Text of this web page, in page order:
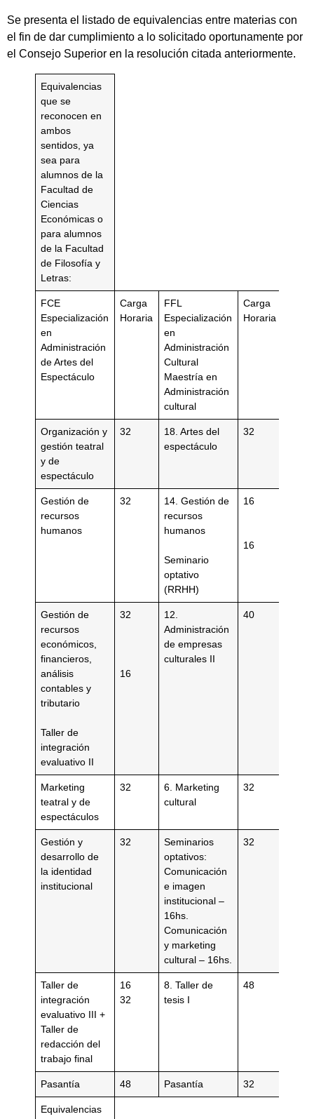
Se presenta el listado de equivalencias entre materias con
el fin de dar cumplimiento a lo solicitado oportunamente por
el Consejo Superior en la resolución citada anteriormente.
Equivalencias
que se
reconocen en
ambos
sentidos, ya
sea para
alumnos de la
Facultad de
Ciencias
Económicas o
para alumnos
de la Facultad
de Filosofía y
Letras:
FCE
Especialización
en
Administración
de Artes del
Espectáculo
Carga
Horaria
FFL
Especialización
en
Administración
Cultural
Maestría en
Administración
cultural
Carga
Horaria
Organización y
gestión teatral
y de
espectáculo
32
18. Artes del
espectáculo
32
Gestión de
recursos
humanos
32
14. Gestión de
recursos
humanos
Seminario
optativo
(RRHH)
16
16
Gestión de
recursos
económicos,
financieros,
análisis
contables y
tributario
Taller de
integración
evaluativo II
32
16
12.
Administración
de empresas
culturales II
40
Marketing
teatral y de
espectáculos
32
6. Marketing
cultural
32
Gestión y
desarrollo de
la identidad
institucional
32
Seminarios
optativos:
Comunicación
e imagen
institucional –
16hs.
Comunicación
y marketing
cultural – 16hs.
32
Taller de
integración
evaluativo III +
Taller de
redacción del
trabajo final
16
32
8. Taller de
tesis I
48
Pasantía 48 Pasantía 32
Equivalencias